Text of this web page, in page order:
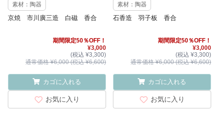
素材：陶器
京焼 市川廣三造 白磁 香合
期間限定50％OFF！
¥3,000
(税込 ¥3,300)
通常価格 ¥6,000 (税込 ¥6,600)
カゴに入れる
お気に入り
素材：陶器
石香造 羽子板 香合
期間限定50％OFF！
¥3,000
(税込 ¥3,300)
通常価格 ¥6,000 (税込 ¥6,600)
カゴに入れる
お気に入り